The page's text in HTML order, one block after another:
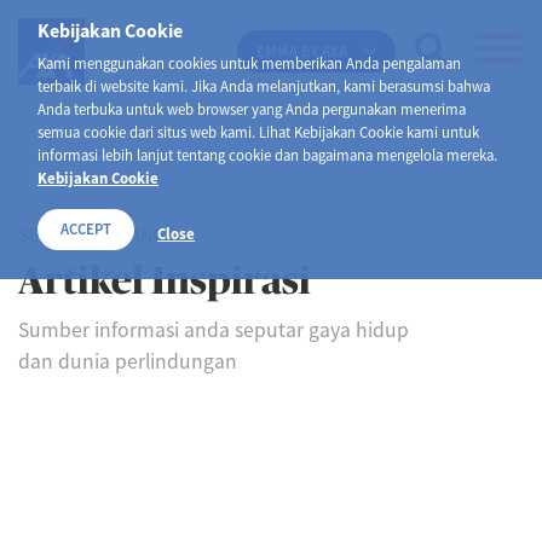
Kebijakan Cookie
Kami menggunakan cookies untuk memberikan Anda pengalaman
terbaik di website kami. Jika Anda melanjutkan, kami berasumsi bahwa
Anda terbuka untuk web browser yang Anda pergunakan menerima
semua cookie dari situs web kami. Lihat Kebijakan Cookie kami untuk
informasi lebih lanjut tentang cookie dan bagaimana mengelola mereka.
Kebijakan Cookie
ACCEPT Close
SELAMAT DATANG DI
Artikel Inspirasi
Sumber informasi anda seputar gaya hidup
dan dunia perlindungan